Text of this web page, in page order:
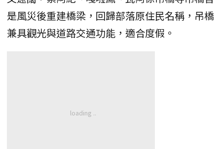
是風災後重建橋梁，回歸部落原住民名稱，吊橋
兼具觀光與道路交通功能，適合度假。